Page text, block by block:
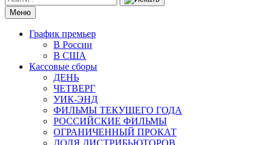
Меню
График премьер
В России
В США
Кассовые сборы
ДЕНЬ
ЧЕТВЕРГ
УИК-ЭНД
ФИЛЬМЫ ТЕКУЩЕГО ГОДА
РОССИЙСКИЕ ФИЛЬМЫ
ОГРАНИЧЕННЫЙ ПРОКАТ
ДОЛЯ ДИСТРИБЬЮТОРОВ